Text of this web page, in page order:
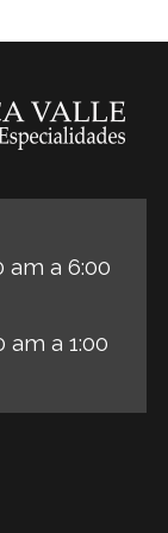
a 6:00
a 1:00